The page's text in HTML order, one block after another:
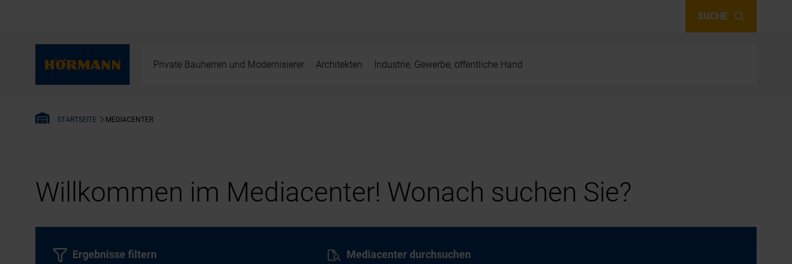
SUCHE
Private Bauherren und Modernisierer Architekten Industrie, Gewerbe, öffentliche Hand
STARTSEITE MEDIACENTER
Willkommen im Mediacenter! Wonach suchen Sie?
Mediacenter durchsuchen
Ergebnisse filtern